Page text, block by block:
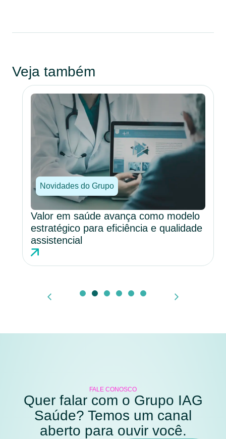
Veja também
Novidades do Grupo
Valor em saúde avança como modelo
estratégico para eficiência e qualidade
assistencial
FALE CONOSCO
Quer falar com o Grupo IAG
Saúde? Temos um canal
aberto para ouvir você.